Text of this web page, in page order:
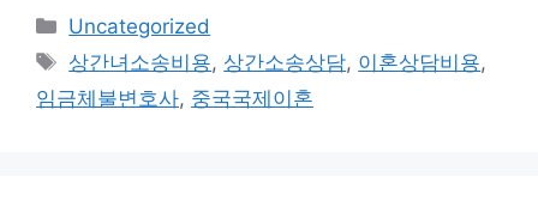
Categories
Uncategorized
Tags
상간녀소송비용, 상간소송상담, 이혼상담비용,
임금체불변호사, 중국국제이혼